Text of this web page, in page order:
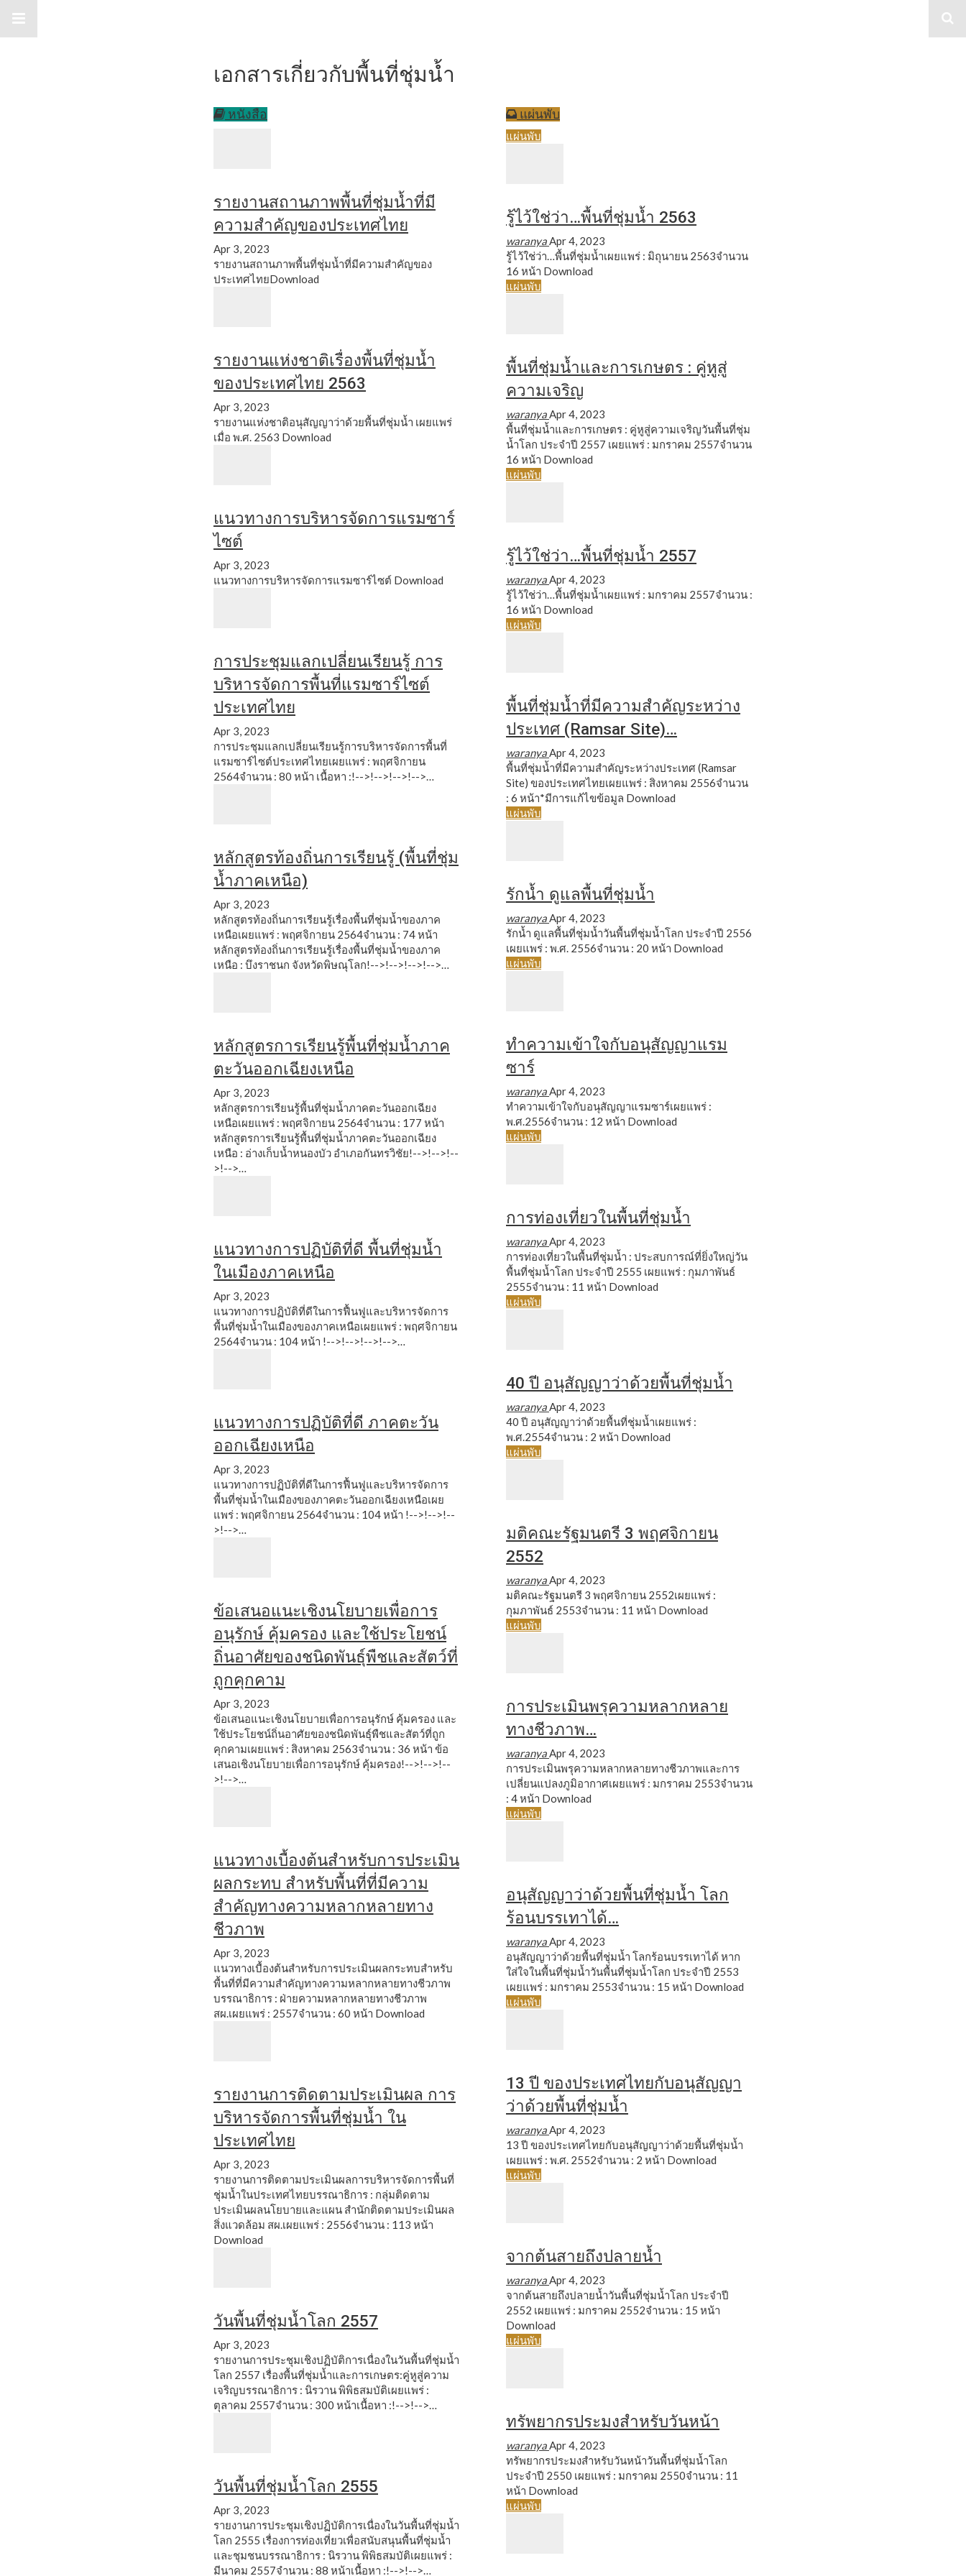
เอกสารเกี่ยวกับพื้นที่ชุ่มน้ำ
หนังสือ
รายงานสถานภาพพื้นที่ชุ่มน้ำที่มี
ความสำคัญของประเทศไทย
Apr 3, 2023
รายงานสถานภาพพื้นที่ชุ่มน้ำที่มีความสำคัญของ
ประเทศไทยDownload
รายงานแห่งชาติเรื่องพื้นที่ชุ่มน้ำ
ของประเทศไทย 2563
Apr 3, 2023
รายงานแห่งชาติอนุสัญญาว่าด้วยพื้นที่ชุ่มน้ำ เผยแพร่
เมื่อ พ.ศ. 2563 Download
แนวทางการบริหารจัดการแรมซาร์
ไซต์
Apr 3, 2023
แนวทางการบริหารจัดการแรมซาร์ไซต์ Download
การประชุมแลกเปลี่ยนเรียนรู้ การ
บริหารจัดการพื้นที่แรมซาร์ไซต์
ประเทศไทย
Apr 3, 2023
การประชุมแลกเปลี่ยนเรียนรู้การบริหารจัดการพื้นที่
แรมซาร์ไซต์ประเทศไทยเผยแพร่ : พฤศจิกายน
2564จำนวน : 80 หน้า เนื้อหา :!-->!-->!-->!-->…
หลักสูตรท้องถิ่นการเรียนรู้ (พื้นที่ชุ่ม
น้ำภาคเหนือ)
Apr 3, 2023
หลักสูตรท้องถิ่นการเรียนรู้เรื่องพื้นที่ชุ่มน้ำของภาค
เหนือเผยแพร่ : พฤศจิกายน 2564จำนวน : 74 หน้า
หลักสูตรท้องถิ่นการเรียนรู้เรื่องพื้นที่ชุ่มน้ำของภาค
เหนือ : บึงราชนก จังหวัดพิษณุโลก!-->!-->!-->!-->…
หลักสูตรการเรียนรู้พื้นที่ชุ่มน้ำภาค
ตะวันออกเฉียงเหนือ
Apr 3, 2023
หลักสูตรการเรียนรู้พื้นที่ชุ่มน้ำภาคตะวันออกเฉียง
เหนือเผยแพร่ : พฤศจิกายน 2564จำนวน : 177 หน้า
หลักสูตรการเรียนรู้พื้นที่ชุ่มน้ำภาคตะวันออกเฉียง
เหนือ : อ่างเก็บน้ำหนองบัว อำเภอกันทรวิชัย!-->!-->!--
>!-->…
แนวทางการปฏิบัติที่ดี พื้นที่ชุ่มน้ำ
ในเมืองภาคเหนือ
Apr 3, 2023
แนวทางการปฏิบัติที่ดีในการฟื้นฟูและบริหารจัดการ
พื้นที่ชุ่มน้ำในเมืองของภาคเหนือเผยแพร่ : พฤศจิกายน
2564จำนวน : 104 หน้า !-->!-->!-->!-->…
แนวทางการปฏิบัติที่ดี ภาคตะวัน
ออกเฉียงเหนือ
Apr 3, 2023
แนวทางการปฏิบัติที่ดีในการฟื้นฟูและบริหารจัดการ
พื้นที่ชุ่มน้ำในเมืองของภาคตะวันออกเฉียงเหนือเผย
แพร่ : พฤศจิกายน 2564จำนวน : 104 หน้า !-->!-->!--
>!-->…
ข้อเสนอแนะเชิงนโยบายเพื่อการ
อนุรักษ์ คุ้มครอง และใช้ประโยชน์
ถิ่นอาศัยของชนิดพันธุ์พืชและสัตว์ที่
ถูกคุกคาม
Apr 3, 2023
ข้อเสนอแนะเชิงนโยบายเพื่อการอนุรักษ์ คุ้มครอง และ
ใช้ประโยชน์ถิ่นอาศัยของชนิดพันธุ์พืชและสัตว์ที่ถูก
คุกคามเผยแพร่ : สิงหาคม 2563จำนวน : 36 หน้า ข้อ
เสนอเชิงนโยบายเพื่อการอนุรักษ์ คุ้มครอง!-->!-->!--
>!-->…
แนวทางเบื้องต้นสำหรับการประเมิน
ผลกระทบ สำหรับพื้นที่ที่มีความ
สำคัญทางความหลากหลายทาง
ชีวภาพ
Apr 3, 2023
แนวทางเบื้องต้นสำหรับการประเมินผลกระทบสำหรับ
พื้นที่ที่มีความสำคัญทางความหลากหลายทางชีวภาพ
บรรณาธิการ : ฝ่ายความหลากหลายทางชีวภาพ
สผ.เผยแพร่ : 2557จำนวน : 60 หน้า Download
รายงานการติดตามประเมินผล การ
บริหารจัดการพื้นที่ชุ่มน้ำ ใน
ประเทศไทย
Apr 3, 2023
รายงานการติดตามประเมินผลการบริหารจัดการพื้นที่
ชุ่มน้ำในประเทศไทยบรรณาธิการ : กลุ่มติดตาม
ประเมินผลนโยบายและแผน สำนักติดตามประเมินผล
สิ่งแวดล้อม สผ.เผยแพร่ : 2556จำนวน : 113 หน้า
Download
วันพื้นที่ชุ่มน้ำโลก 2557
Apr 3, 2023
รายงานการประชุมเชิงปฏิบัติการเนื่องในวันพื้นที่ชุ่มน้ำ
โลก 2557 เรื่องพื้นที่ชุ่มน้ำและการเกษตร:คู่หูสู่ความ
เจริญบรรณาธิการ : นิรวาน พิพิธสมบัติเผยแพร่ :
ตุลาคม 2557จำนวน : 300 หน้าเนื้อหา :!-->!-->…
วันพื้นที่ชุ่มน้ำโลก 2555
Apr 3, 2023
รายงานการประชุมเชิงปฏิบัติการเนื่องในวันพื้นที่ชุ่มน้ำ
โลก 2555 เรื่องการท่องเที่ยวเพื่อสนับสนุนพื้นที่ชุ่มน้ำ
และชุมชนบรรณาธิการ : นิรวาน พิพิธสมบัติเผยแพร่ :
มีนาคม 2557จำนวน : 88 หน้าเนื้อหา :!-->!-->…
แผ่นพับ
แผ่นพับ
รู้ไว้ใช่ว่า…พื้นที่ชุ่มน้ำ 2563
waranyaApr 4, 2023
รู้ไว้ใช่ว่า…พื้นที่ชุ่มน้ำเผยแพร่ : มิถุนายน 2563จำนวน
16 หน้า Download
แผ่นพับ
พื้นที่ชุ่มน้ำและการเกษตร : คู่หูสู่
ความเจริญ
waranyaApr 4, 2023
พื้นที่ชุ่มน้ำและการเกษตร : คู่หูสู่ความเจริญวันพื้นที่ชุ่ม
น้ำโลก ประจำปี 2557 เผยแพร่ : มกราคม 2557จำนวน
16 หน้า Download
แผ่นพับ
รู้ไว้ใช่ว่า…พื้นที่ชุ่มน้ำ 2557
waranyaApr 4, 2023
รู้ไว้ใช่ว่า…พื้นที่ชุ่มน้ำเผยแพร่ : มกราคม 2557จำนวน :
16 หน้า Download
แผ่นพับ
พื้นที่ชุ่มน้ำที่มีความสำคัญระหว่าง
ประเทศ (Ramsar Site)…
waranyaApr 4, 2023
พื้นที่ชุ่มน้ำที่มีความสำคัญระหว่างประเทศ (Ramsar
Site) ของประเทศไทยเผยแพร่ : สิงหาคม 2556จำนวน
: 6 หน้า*มีการแก้ไขข้อมูล Download
แผ่นพับ
รักน้ำ ดูแลพื้นที่ชุ่มน้ำ
waranyaApr 4, 2023
รักน้ำ ดูแลพื้นที่ชุ่มน้ำวันพื้นที่ชุ่มน้ำโลก ประจำปี 2556
เผยแพร่ : พ.ศ. 2556จำนวน : 20 หน้า Download
แผ่นพับ
ทำความเข้าใจกับอนุสัญญาแรม
ซาร์
waranyaApr 4, 2023
ทำความเข้าใจกับอนุสัญญาแรมซาร์เผยแพร่ :
พ.ศ.2556จำนวน : 12 หน้า Download
แผ่นพับ
การท่องเที่ยวในพื้นที่ชุ่มน้ำ
waranyaApr 4, 2023
การท่องเที่ยวในพื้นที่ชุ่มน้ำ : ประสบการณ์ที่ยิ่งใหญ่วัน
พื้นที่ชุ่มน้ำโลก ประจำปี 2555 เผยแพร่ : กุมภาพันธ์
2555จำนวน : 11 หน้า Download
แผ่นพับ
40 ปี อนุสัญญาว่าด้วยพื้นที่ชุ่มน้ำ
waranyaApr 4, 2023
40 ปี อนุสัญญาว่าด้วยพื้นที่ชุ่มน้ำเผยแพร่ :
พ.ศ.2554จำนวน : 2 หน้า Download
แผ่นพับ
มติคณะรัฐมนตรี 3 พฤศจิกายน
2552
waranyaApr 4, 2023
มติคณะรัฐมนตรี 3 พฤศจิกายน 2552เผยแพร่ :
กุมภาพันธ์ 2553จำนวน : 11 หน้า Download
แผ่นพับ
การประเมินพรุความหลากหลาย
ทางชีวภาพ…
waranyaApr 4, 2023
การประเมินพรุความหลากหลายทางชีวภาพและการ
เปลี่ยนแปลงภูมิอากาศเผยแพร่ : มกราคม 2553จำนวน
: 4 หน้า Download
แผ่นพับ
อนุสัญญาว่าด้วยพื้นที่ชุ่มน้ำ โลก
ร้อนบรรเทาได้…
waranyaApr 4, 2023
อนุสัญญาว่าด้วยพื้นที่ชุ่มน้ำ โลกร้อนบรรเทาได้ หาก
ใส่ใจในพื้นที่ชุ่มน้ำวันพื้นที่ชุ่มน้ำโลก ประจำปี 2553
เผยแพร่ : มกราคม 2553จำนวน : 15 หน้า Download
แผ่นพับ
13 ปี ของประเทศไทยกับอนุสัญญา
ว่าด้วยพื้นที่ชุ่มน้ำ
waranyaApr 4, 2023
13 ปี ของประเทศไทยกับอนุสัญญาว่าด้วยพื้นที่ชุ่มน้ำ
เผยแพร่ : พ.ศ. 2552จำนวน : 2 หน้า Download
แผ่นพับ
จากต้นสายถึงปลายน้ำ
waranyaApr 4, 2023
จากต้นสายถึงปลายน้ำวันพื้นที่ชุ่มน้ำโลก ประจำปี
2552 เผยแพร่ : มกราคม 2552จำนวน : 15 หน้า
Download
แผ่นพับ
ทรัพยากรประมงสำหรับวันหน้า
waranyaApr 4, 2023
ทรัพยากรประมงสำหรับวันหน้าวันพื้นที่ชุ่มน้ำโลก
ประจำปี 2550 เผยแพร่ : มกราคม 2550จำนวน : 11
หน้า Download
แผ่นพับ